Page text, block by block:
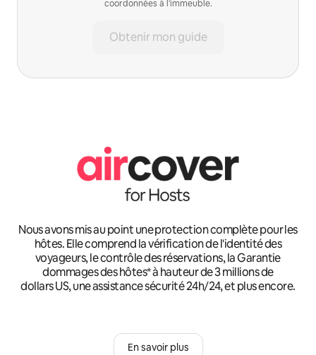
coordonnées à l'immeuble.
Obtenir mon guide
Nous avons mis au point une protection complète pour les
hôtes. Elle comprend la vérification de l'identité des
voyageurs, le contrôle des réservations, la Garantie
dommages des hôtes* à hauteur de 3 millions de
dollars US, une assistance sécurité 24h/24, et plus encore.
En savoir plus